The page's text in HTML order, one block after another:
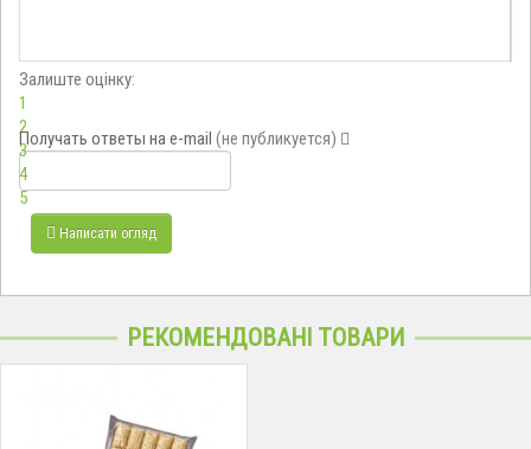
Залиште оцінку:
1
2
3
4
5
Получать ответы на e-mail (не публикуется)
Написати огляд
РЕКОМЕНДОВАНІ ТОВАРИ